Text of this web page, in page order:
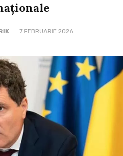
7 FEBRUARIE 2026